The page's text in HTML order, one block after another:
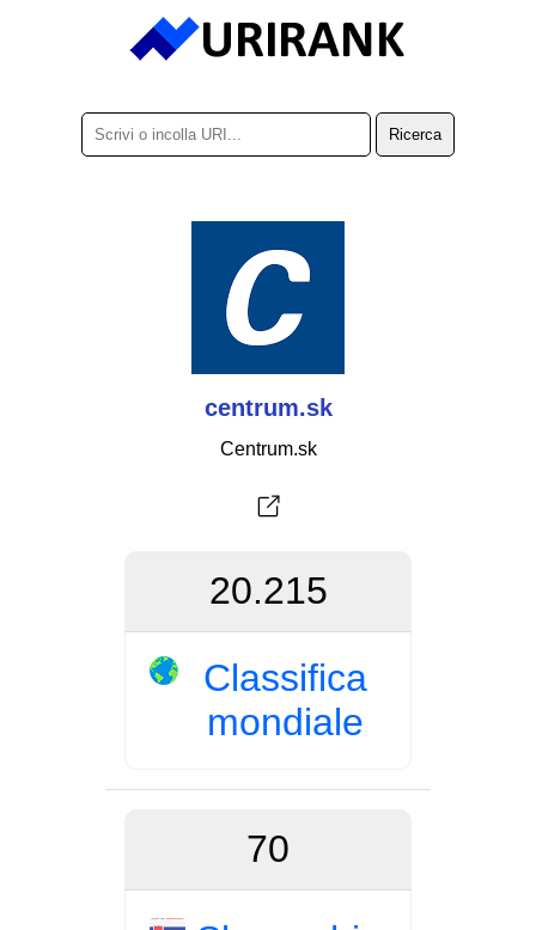
centrum.sk
Centrum.sk
20.215
Classifica
mondiale
70